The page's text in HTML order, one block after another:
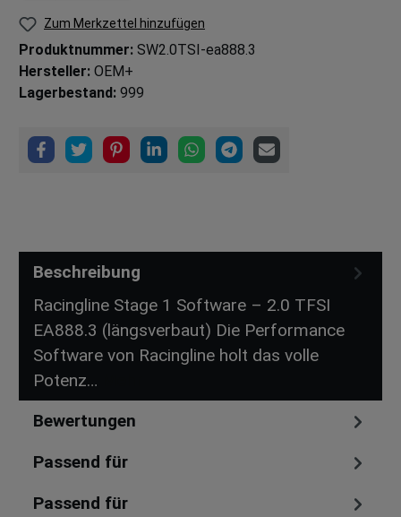
Zum Merkzettel hinzufügen
Produktnummer: SW2.0TSI-ea888.3
Hersteller: OEM+
Lagerbestand: 999
Beschreibung
Racingline Stage 1 Software – 2.0 TFSI
EA888.3 (längsverbaut) Die Performance
Software von Racingline holt das volle
Potenz…
Bewertungen
Passend für
Passend für